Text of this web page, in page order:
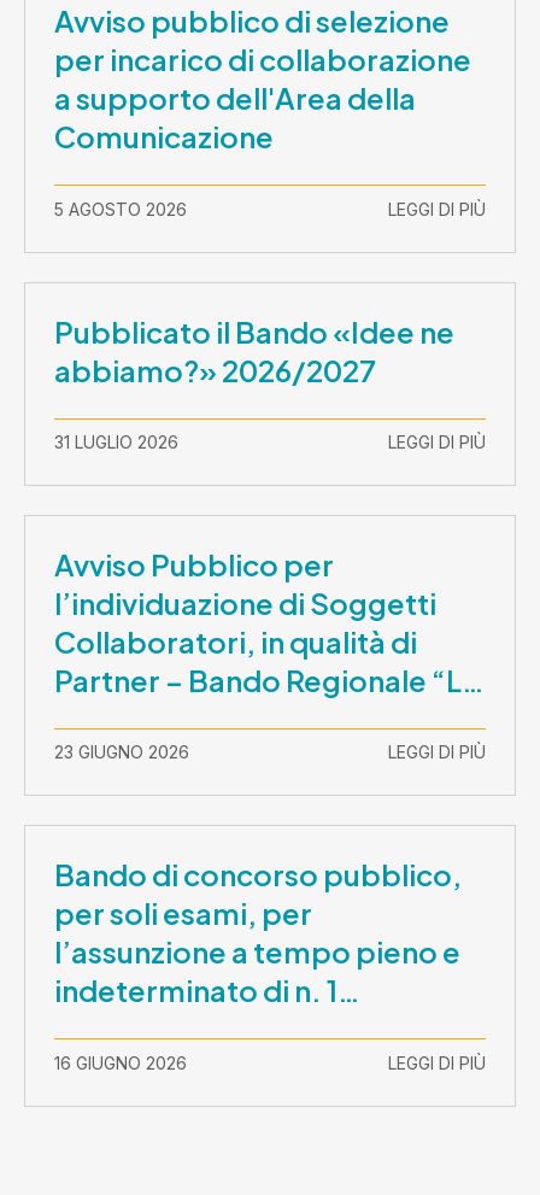
Avviso pubblico di selezione
per incarico di collaborazione
a supporto dell'Area della
Comunicazione
5 AGOSTO 2026 LEGGI DI PIÙ
Pubblicato il Bando «Idee ne
abbiamo?» 2026/2027
31 LUGLIO 2026 LEGGI DI PIÙ
Avviso Pubblico per
l’individuazione di Soggetti
Collaboratori, in qualità di
Partner – Bando Regionale “La
Lombardia è dei Giovani 2026”
– CUP E81B26000210003
23 GIUGNO 2026 LEGGI DI PIÙ
Bando di concorso pubblico,
per soli esami, per
l’assunzione a tempo pieno e
indeterminato di n. 1
Assistente Sociale –
Comunicazione prova scritta e
prova orale
16 GIUGNO 2026 LEGGI DI PIÙ